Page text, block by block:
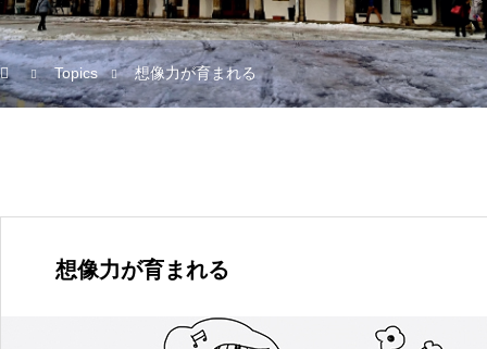
Topics 想像力が育まれる
想像力が育まれる